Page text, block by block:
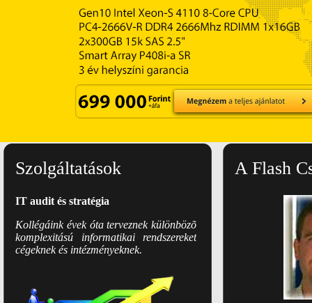
Szolgáltatások
komplexitású informatikai rendszereket
A Flash